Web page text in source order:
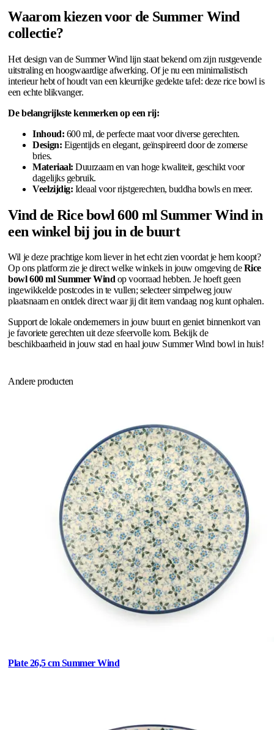
Waarom kiezen voor de Summer Wind
collectie?
Het design van de Summer Wind lijn staat bekend om zijn rustgevende
uitstraling en hoogwaardige afwerking. Of je nu een minimalistisch
interieur hebt of houdt van een kleurrijke gedekte tafel: deze rice bowl is
een echte blikvanger.
De belangrijkste kenmerken op een rij:
Inhoud: 600 ml, de perfecte maat voor diverse gerechten.
Design: Eigentijds en elegant, geïnspireerd door de zomerse
bries.
Materiaal: Duurzaam en van hoge kwaliteit, geschikt voor
dagelijks gebruik.
Veelzijdig: Ideaal voor rijstgerechten, buddha bowls en meer.
Vind de Rice bowl 600 ml Summer Wind in
een winkel bij jou in de buurt
Wil je deze prachtige kom liever in het echt zien voordat je hem koopt?
Op ons platform zie je direct welke winkels in jouw omgeving deRice
bowl 600 ml Summer Windop voorraad hebben. Je hoeft geen
ingewikkelde postcodes in te vullen; selecteer simpelweg jouw
plaatsnaam en ontdek direct waar jij dit item vandaag nog kunt ophalen.
Support de lokale ondernemers in jouw buurt en geniet binnenkort van
je favoriete gerechten uit deze sfeervolle kom. Bekijk de
beschikbaarheid in jouw stad en haal jouw Summer Wind bowl in huis!
Andere producten
Plate 26,5 cm Summer Wind